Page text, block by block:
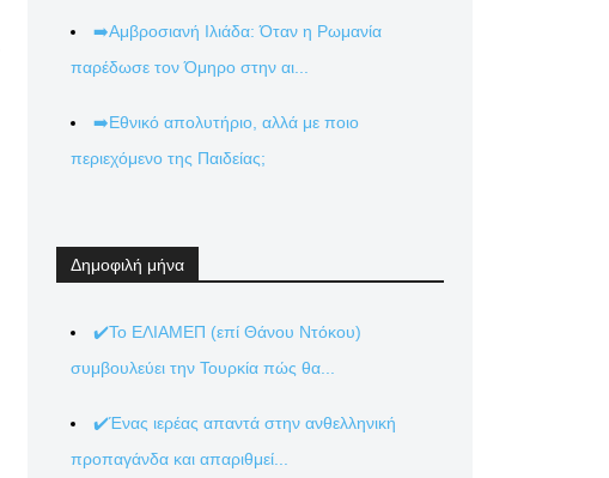
➡️Αμβροσιανή Ιλιάδα: Όταν η Ρωμανία
παρέδωσε τον Όμηρο στην αι...
➡️Εθνικό απολυτήριο, αλλά με ποιο
περιεχόμενο της Παιδείας;
Δημοφιλή μήνα
✔️Το ΕΛΙΑΜΕΠ (επί Θάνου Ντόκου)
συμβουλεύει την Τουρκία πώς θα...
✔️Ένας ιερέας απαντά στην ανθελληνική
προπαγάνδα και απαριθμεί...